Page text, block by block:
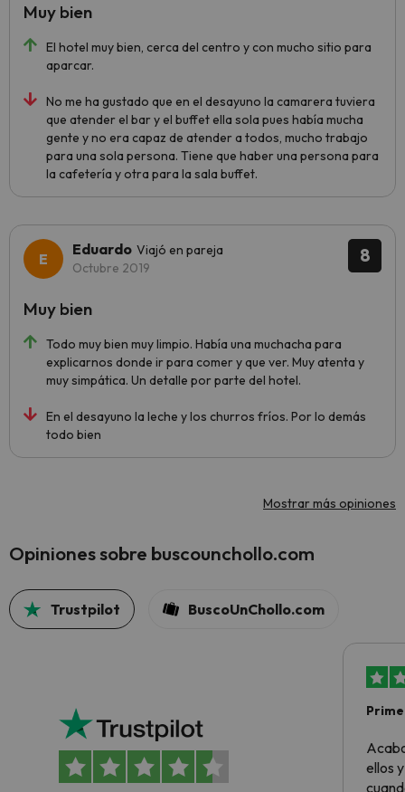
El hotel muy bien, cerca del centro y con mucho sitio para
aparcar.
No me ha gustado que en el desayuno la camarera tuviera
que atender el bar y el buffet ella sola pues había mucha
gente y no era capaz de atender a todos, mucho trabajo
para una sola persona. Tiene que haber una persona para
la cafetería y otra para la sala buffet.
Muy bien
8
Eduardo Viajó en pareja
Octubre 2019
Todo muy bien muy limpio. Había una muchacha para
explicarnos donde ir para comer y que ver. Muy atenta y
muy simpática. Un detalle por parte del hotel.
En el desayuno la leche y los churros fríos. Por lo demás
todo bien
Muy bien
Mostrar más opiniones
Opiniones sobre buscounchollo.com
Trustpilot BuscoUnChollo.com
ellos